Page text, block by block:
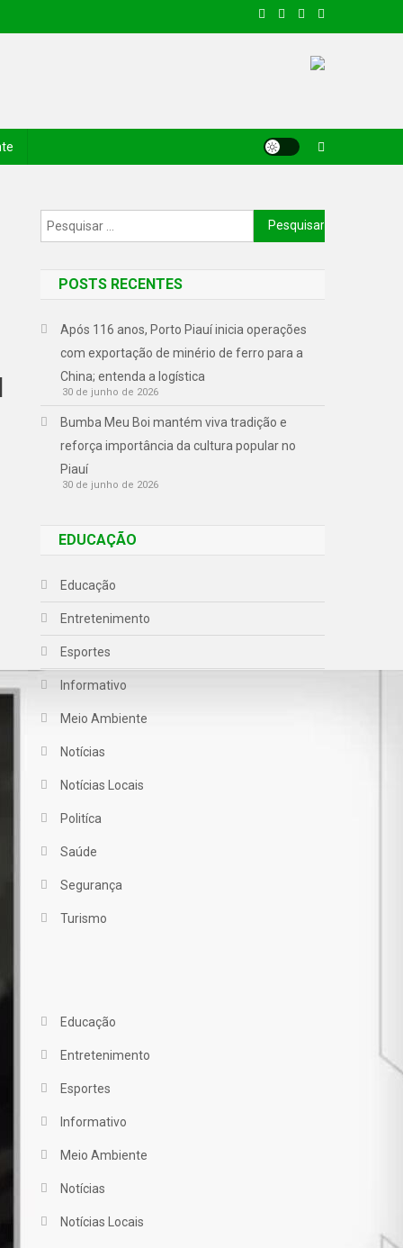
POSTS RECENTES
Após 116 anos, Porto Piauí inicia operações
com exportação de minério de ferro para a
China; entenda a logística
30 de junho de 2026
Bumba Meu Boi mantém viva tradição e
reforça importância da cultura popular no
Piauí
30 de junho de 2026
EDUCAÇÃO
Educação
Entretenimento
Esportes
Informativo
Meio Ambiente
Notícias
Notícias Locais
Politíca
Saúde
Segurança
Turismo
Educação
Entretenimento
Esportes
Informativo
Meio Ambiente
Notícias
Notícias Locais